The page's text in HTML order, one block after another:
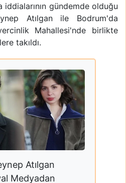
iddialarının gündemde olduğu
Atılgan ile Bodrum'da
Mahallesi'nde birlikte
takıldı.
Atılgan
Medyadan